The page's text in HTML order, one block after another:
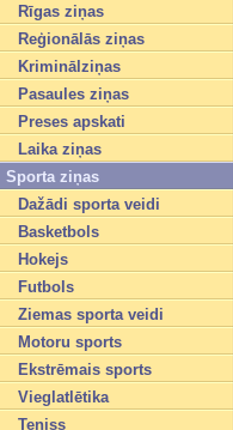
Rīgas ziņas
Reģionālās ziņas
Kriminālziņas
Pasaules ziņas
Preses apskati
Laika ziņas
Sporta ziņas
Dažādi sporta veidi
Basketbols
Hokejs
Futbols
Ziemas sporta veidi
Motoru sports
Ekstrēmais sports
Vieglatlētika
Teniss